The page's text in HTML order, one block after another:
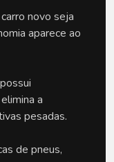
novo seja
aparece ao
a
pesadas.
de pneus,